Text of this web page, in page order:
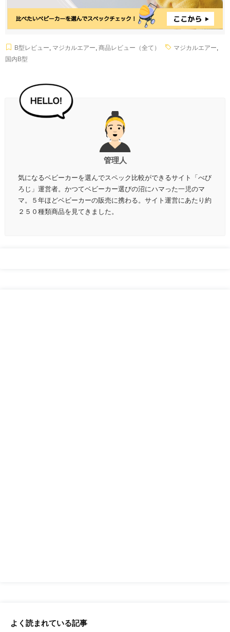
B型レビュー マジカルエアー 商品レビュー（全て） マジカルエアー
国内B型
管理人
気になるベビーカーを選んでスペック比較ができるサイト「べび
ろじ」運営者。かつてベビーカー選びの沼にハマった一児のマ
マ。５年ほどベビーカーの販売に携わる。サイト運営にあたり約
２５０種類商品を見てきました。
よく読まれている記事